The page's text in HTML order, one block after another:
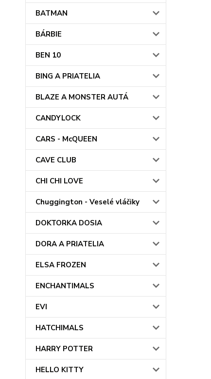
BATMAN
BÁRBIE
BEN 10
BING A PRIATELIA
BLAZE A MONSTER AUTÁ
CANDYLOCK
CARS - McQUEEN
CAVE CLUB
CHI CHI LOVE
Chuggington - Veselé vláčiky
DOKTORKA DOSIA
DORA A PRIATELIA
ELSA FROZEN
ENCHANTIMALS
EVI
HATCHIMALS
HARRY POTTER
HELLO KITTY